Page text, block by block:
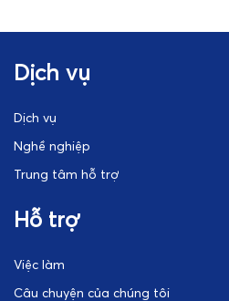
Dịch vụ
Dịch vụ
Nghề nghiệp
Trung tâm hỗ trợ
Hỗ trợ
Việc làm
Câu chuyện của chúng tôi